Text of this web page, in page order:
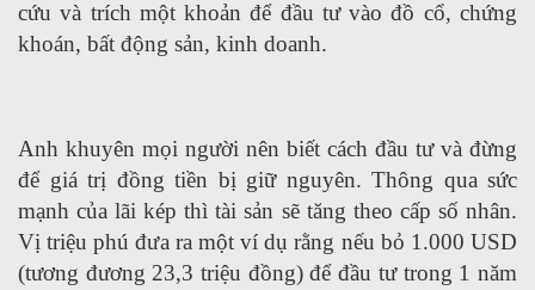
cứu và trích một khoản để đầu tư vào đồ cổ, chứng
khoán, bất động sản, kinh doanh.
Anh khuyên mọi người nên biết cách đầu tư và đừng
để giá trị đồng tiền bị giữ nguyên. Thông qua sức
mạnh của lãi kép thì tài sản sẽ tăng theo cấp số nhân.
Vị triệu phú đưa ra một ví dụ rằng nếu bỏ 1.000 USD
(tương đương 23,3 triệu đồng) để đầu tư trong 1 năm